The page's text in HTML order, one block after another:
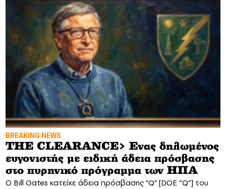
BREAKING NEWS
THE CLEARANCE> Eνας δηλωμένος
ευγονιστής με ειδική άδεια πρόσβασης
στο πυρηνικό πρόγραμμα των ΗΠΑ
O Bill Gates κατείχε άδεια πρόσβασης "Q" [DOE “Q”] του